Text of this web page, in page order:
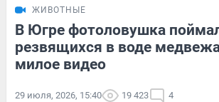
ЖИВОТНЫЕ
В Югре фотоловушка
резвящихся в воде
милое видео
29 июля, 2026, 15:40 19 423 4